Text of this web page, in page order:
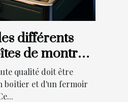
différents
de montres
qualité doit être
boîtier et d'un fermoir